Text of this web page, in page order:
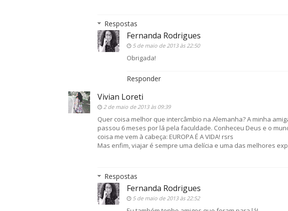
Respostas
Fernanda Rodrigues
5 de maio de 2013 às 22:50
Obrigada!
Responder
Vivian Loreti
2 de maio de 2013 às 09:39
Quer coisa melhor que intercâmbio na Alemanha? A minha
passou 6 meses por lá pela faculdade. Conheceu Deus e o
coisa me vem à cabeça: EUROPA É A VIDA! rsrs
Mas enfim, viajar é sempre uma delícia e uma das melhores
Respostas
Fernanda Rodrigues
5 de maio de 2013 às 22:52